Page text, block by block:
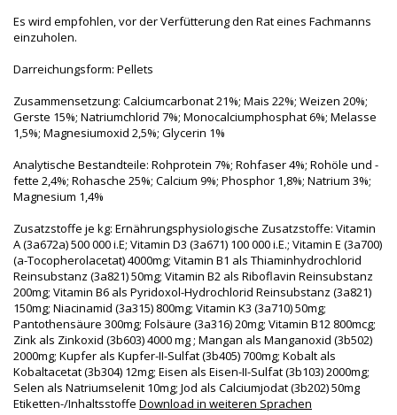
Es wird empfohlen, vor der Verfütterung den Rat eines Fachmanns
einzuholen.
Darreichungsform: Pellets
Zusammensetzung: Calciumcarbonat 21%; Mais 22%; Weizen 20%;
Gerste 15%; Natriumchlorid 7%; Monocalciumphosphat 6%; Melasse
1,5%; Magnesiumoxid 2,5%; Glycerin 1%
Analytische Bestandteile: Rohprotein 7%; Rohfaser 4%; Rohöle und -
fette 2,4%; Rohasche 25%; Calcium 9%; Phosphor 1,8%; Natrium 3%;
Magnesium 1,4%
Zusatzstoffe je kg: Ernährungsphysiologische Zusatzstoffe: Vitamin
A (3a672a) 500 000 i.E; Vitamin D3 (3a671) 100 000 i.E.; Vitamin E (3a700)
(a-Tocopherolacetat) 4000mg; Vitamin B1 als Thiaminhydrochlorid
Reinsubstanz (3a821) 50mg; Vitamin B2 als Riboflavin Reinsubstanz
200mg; Vitamin B6 als Pyridoxol-Hydrochlorid Reinsubstanz (3a821)
150mg; Niacinamid (3a315) 800mg; Vitamin K3 (3a710) 50mg;
Pantothensäure 300mg; Folsäure (3a316) 20mg; Vitamin B12 800mcg;
Zink als Zinkoxid (3b603) 4000 mg ; Mangan als Manganoxid (3b502)
2000mg; Kupfer als Kupfer-II-Sulfat (3b405) 700mg; Kobalt als
Kobaltacetat (3b304) 12mg; Eisen als Eisen-II-Sulfat (3b103) 2000mg;
Selen als Natriumselenit 10mg; Jod als Calciumjodat (3b202) 50mg
Etiketten-/Inhaltsstoffe Download in weiteren Sprachen